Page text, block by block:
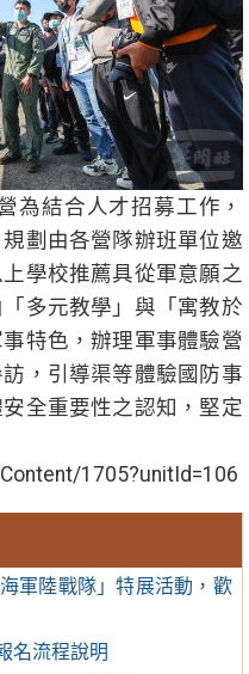
軍陸戰隊」特展活動，歡
名流程說明
為結合人才招募工作，
劃由各營隊辦班單位邀
學校推薦具從軍意願之
多元教學」與「寓教於
特色，辦理軍事體驗營
，引導渠等體驗國防事
全重要性之認知，堅定
1705?unitId=106